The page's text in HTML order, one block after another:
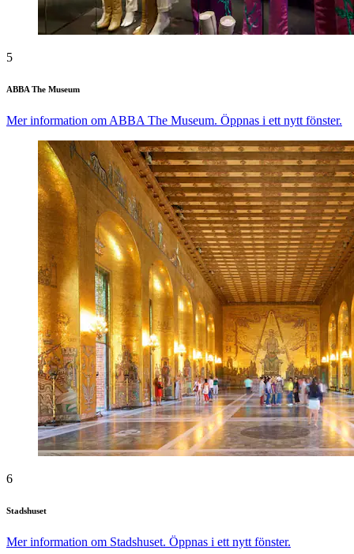
5
ABBA The Museum
Mer information om ABBA The Museum. Öppnas i ett nytt fönster.
6
Stadshuset
Mer information om Stadshuset. Öppnas i ett nytt fönster.